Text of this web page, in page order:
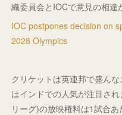
織委員会とIOCで意見の相違
IOC postpones decision on
2028 Olympics
クリケットは英連邦で盛ん
はインドでの人気が注目さ
リーグ)の放映権料は1試合